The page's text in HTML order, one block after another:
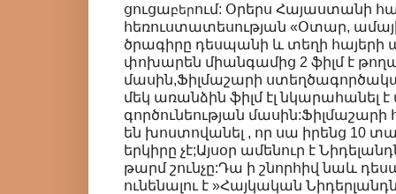
ցուցաբերում: Օրերս Հայաստանի
հեռուստատեսության «Օտար,
ծրագիրը դեսպանի և տեղի հայերի
փոխարեն միանգամից 2 ֆիլմ է
մասին,Ֆիլմաշարի
մեկ առանձին ֆիլմ էլ նկարահանել
գործունեության մասին:Ֆիլմաշարի
են խոստովանել , որ սա իրենց 10
երկիրը չէ;Այսօր ամենուր է
թարմ շունչը:Դա ի շնորհիվ նաև
ունենալու է »Հայկական